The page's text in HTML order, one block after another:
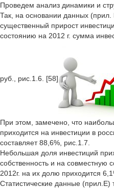
Проведем анализ динамики и
Так, на основании данных (прил.
существенный прирост
состоянию на 2012 г. сумма
руб., рис.1.6. [58]
При этом, замечено, что
приходится на инвестиции в
составляет 88,6%, рис.1.7.
Небольшая доля инвестиций
собственность и на совместную
2012г. на их долю приходится
Статистические данные (прил.Е)